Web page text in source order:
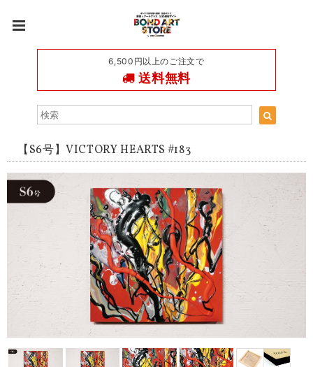
6,500円以上のご注文で
送料無料
【S6号】VICTORY HEARTS #183